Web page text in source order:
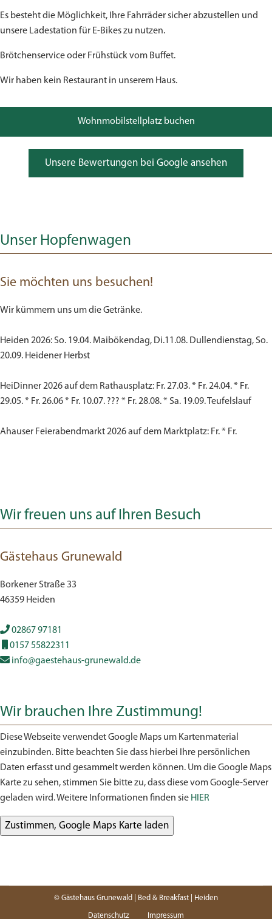
Es besteht die Möglichkeit, Ihre Fahrräder sicher abzustellen und
unsere Ladestation für E-Bikes zu nutzen.
Brötchenservice oder Frühstück vom Buffet.
Wir haben kein Restaurant in unserem Haus.
Wohnmobilstellplatz buchen
Unsere Bewertungen bei Google ansehen
Unser Hopfenwagen
Sie möchten uns besuchen!
Wir kümmern uns um die Getränke.
Heiden 2026: So. 19.04. Maibökendag, Di.11.08. Dullendienstag, So.
20.09. Heidener Herbst
HeiDinner 2026 auf dem Rathausplatz: Fr. 27.03. * Fr. 24.04. * Fr.
29.05. * Fr. 26.06 * Fr. 10.07. ??? * Fr. 28.08. * Sa. 19.09. Teufelslauf
Ahauser Feierabendmarkt 2026 auf dem Marktplatz: Fr. * Fr.
Wir freuen uns auf Ihren Besuch
Gästehaus Grunewald
Borkener Straße 33
46359 Heiden
02867 97181
0157 55822311
info@gaestehaus-grunewald.de
Wir brauchen Ihre Zustimmung!
Diese Webseite verwendet Google Maps um Kartenmaterial
einzubinden. Bitte beachten Sie dass hierbei Ihre persönlichen
Daten erfasst und gesammelt werden können. Um die Google Maps
Karte zu sehen, stimmen Sie bitte zu, dass diese vom Google-Server
geladen wird. Weitere Informationen finden sie HIER
© Gästehaus Grunewald | Bed & Breakfast | Heiden
Datenschutz Impressum